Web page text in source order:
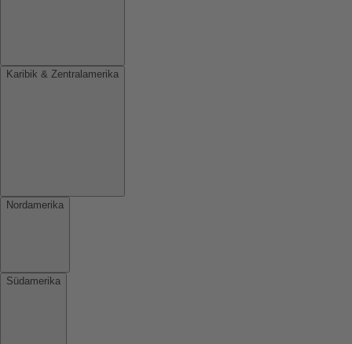
Karibik & Zentralamerika
Nordamerika
Südamerika